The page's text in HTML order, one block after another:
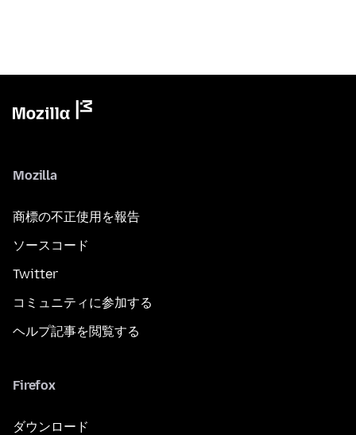
Mozilla
商標の不正使用を報告
ソースコード
Twitter
コミュニティに参加する
ヘルプ記事を閲覧する
Firefox
ダウンロード